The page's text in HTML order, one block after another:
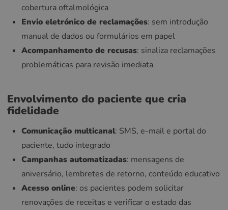
cobertura oftalmológica
Envio eletrónico de reclamações: sem introdução
manual de dados ou formulários em papel
Acompanhamento de recusas: sinaliza reclamações
problemáticas para revisão imediata
Envolvimento do paciente que cria
fidelidade
Comunicação multicanal: SMS, e-mail e portal do
paciente, tudo integrado
Campanhas automatizadas: mensagens de
aniversário, lembretes de retorno, conteúdo educativo
Acesso online: os pacientes podem solicitar
renovações de receitas e verificar o estado das